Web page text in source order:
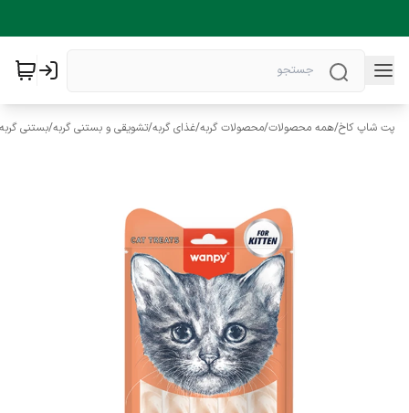
پت شاپ کاخ/همه محصولات/محصولات گربه/غذای گربه/تشویقی و بستنی گربه/بستنی